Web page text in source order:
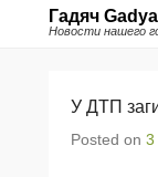
Гадяч
Новости нашего
У ДТП
Posted on 3